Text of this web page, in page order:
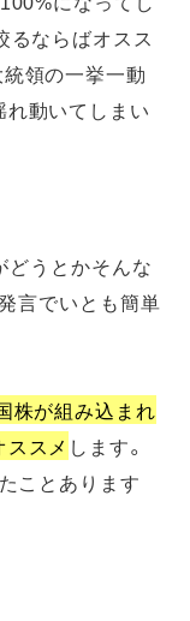
るならばオスス
領の一挙一動
動いてしまい
どうとかそんな
言でいとも簡単
株が組み込まれ
スメ します。
ことあります